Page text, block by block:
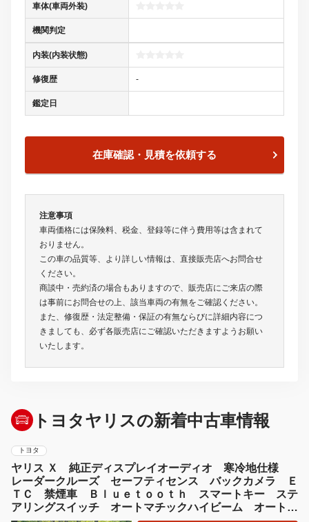
車体(車両外装)
機関判定
内装(内装状態)
修復歴 -
鑑定日
在庫確認・見積を依頼する
注意事項
車両価格には保険料、税金、登録等に伴う費用等は含まれて
おりません。
この車の品質等、より詳しい情報は、直接販売店へお問合せ
ください。
商談中・売約済の場合もありますので、販売店にご来店の際
は事前にお問合せの上、該当車両の有無をご確認ください。
また、修復歴・法定整備・保証の有無ならびに詳細内容につ
きましても、必ず各販売店にご確認いただきますようお願い
いたします。
トヨタヤリスの新着中古車情報
トヨタ
ヤリス Ｘ 純正ディスプレイオーディオ 寒冷地仕様
レーダークルーズ セーフティセンス バックカメラ Ｅ
ＴＣ 禁煙車 Ｂｌｕｅｔｏｏｔｈ スマートキー ステ
アリングスイッチ オートマチックハイビーム オートラ